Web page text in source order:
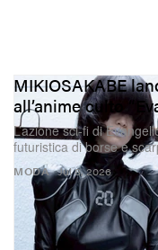
MODA
MIKIOSAKABE
all’anime culto
L’azione sci‑fi di
futuristica di borse e
Jul 8, 2026